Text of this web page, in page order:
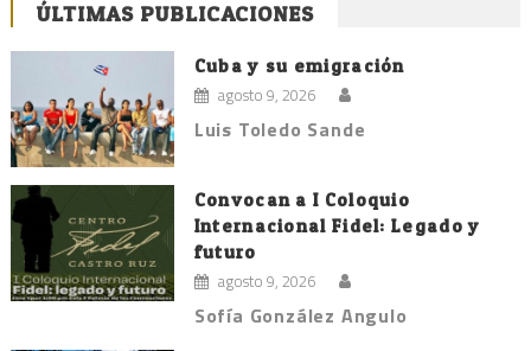
ÚLTIMAS PUBLICACIONES
Cuba y su emigración
agosto 9, 2026
Luis Toledo Sande
Convocan a I Coloquio
Internacional Fidel: Legado y
futuro
agosto 9, 2026
Sofía González Angulo